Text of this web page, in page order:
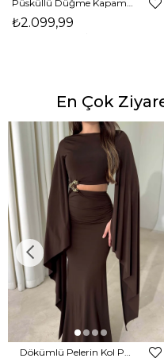
₺2.099,99
En Çok